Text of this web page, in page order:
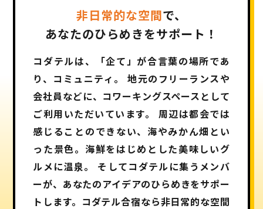
非日常的な空間で、
あなたのひらめきをサポート！
コダテルは、「企て」が合⾔葉の場所であ
り、コミュニティ。
地元のフリーランスや
会社員などに、コワーキングスペースとして
ご利⽤いただいています。
周辺は都会では
感じることのできない、海やみかん畑とい
った景⾊。海鮮をはじめとした美味しいグ
ルメに温泉。
そしてコダテルに集うメンバ
ーが、あなたのアイデアのひらめきをサポー
トします。コダテル合宿なら⾮⽇常的な空間